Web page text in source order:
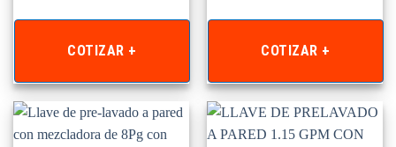
COTIZAR + COTIZAR +